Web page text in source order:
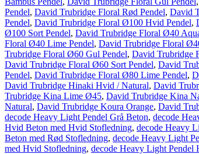
Pendel, David Trubridge Floral Rød Pendel, David
Pendel, David Trubridge Floral Ø100 Hvid Pendel,
Ø100 Sort Pendel, David Trubridge Floral Ø40
Floral Ø40 Lime Pendel, David Trubridge Floral
Trubridge Floral Ø60 Gul Pendel, David Trubridge
David Trubridge Floral Ø60 Sort Pendel, David
Pendel, David Trubridge Floral Ø80 Lime Pendel,
David Trubridge Hinaki Hvid / Natural, David
Trubridge Kina Lime Ø45, David Trubridge Kina
Natural, David Trubridge Koura Orange, David
decode Heavy Light Pendel Grå Beton, decode
Hvid Beton med Hvid Stofledning, decode Heavy
Beton med Rød Stofledning, decode Heavy Light
med Hvid Stofledning, decode Heavy Light